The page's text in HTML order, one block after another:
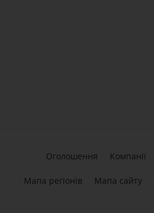
Оголошення Компанії
Мапа регіонів Мапа сайту